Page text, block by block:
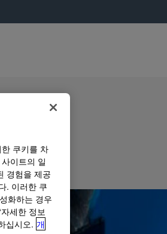
쿠키를 차
이트의 일
경험을 제공
. 이러한 쿠
화하는 경우
세한 정보
십시오. 개